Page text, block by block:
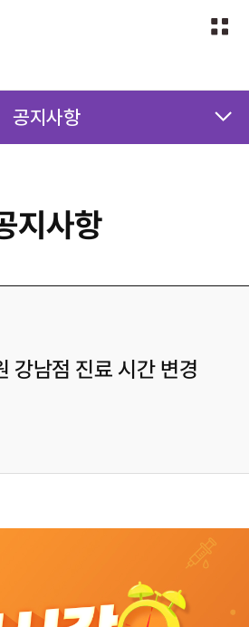
공지사항
지사항
강남점 진료 시간 변경